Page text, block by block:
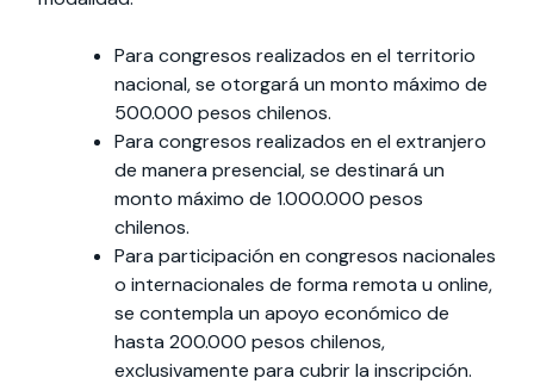
Para congresos realizados en el territorio
nacional, se otorgará un monto máximo de
500.000 pesos chilenos.
Para congresos realizados en el extranjero
de manera presencial, se destinará un
monto máximo de 1.000.000 pesos
chilenos.
Para participación en congresos nacionales
o internacionales de forma remota u online,
se contempla un apoyo económico de
hasta 200.000 pesos chilenos,
exclusivamente para cubrir la inscripción.